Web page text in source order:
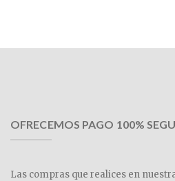
OFRECEMOS PAGO 100%
Las compras que realices en